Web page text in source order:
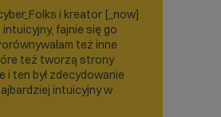
i kreator [_now]
fajnie się go
też inne
też tworzą strony
i ten był zdecydowanie
intuicyjny w